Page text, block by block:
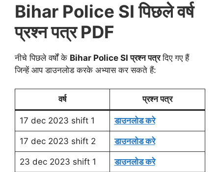
Bihar Police SI पिछले वर्ष
प्रश्न पत्र PDF
नीचे पिछले वर्षों के Bihar Police SI प्रश्न पत्रदिए गए हैं
जिन्हें आप डाउनलोड करके अभ्यास कर सकते हैं:
वर्ष प्रश्न पत्र
17 dec 2023 shift 1 डाउनलोड करे
17 dec 2023 shift 2 डाउनलोड करे
23 dec 2023 shift 1 डाउनलोड करे